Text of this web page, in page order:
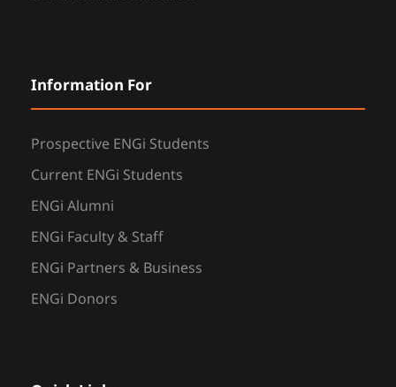
Information For
Prospective ENGi Students
Current ENGi Students
ENGi Alumni
ENGi Faculty & Staff
ENGi Partners & Business
ENGi Donors